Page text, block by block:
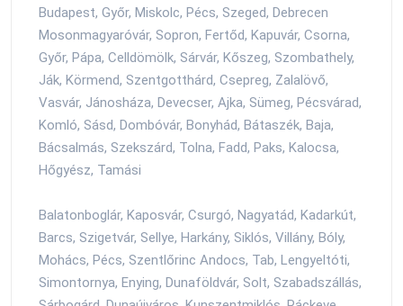
Budapest, Győr, Miskolc, Pécs, Szeged, Debrecen
Mosonmagyaróvár, Sopron, Fertőd, Kapuvár, Csorna,
Győr, Pápa, Celldömölk, Sárvár, Kőszeg, Szombathely,
Ják, Körmend, Szentgotthárd, Csepreg, Zalalövő,
Vasvár, Jánosháza, Devecser, Ajka, Sümeg, Pécsvárad,
Komló, Sásd, Dombóvár, Bonyhád, Bátaszék, Baja,
Bácsalmás, Szekszárd, Tolna, Fadd, Paks, Kalocsa,
Hőgyész, Tamási
Balatonboglár, Kaposvár, Csurgó, Nagyatád, Kadarkút,
Barcs, Szigetvár, Sellye, Harkány, Siklós, Villány, Bóly,
Mohács, Pécs, Szentlőrinc Andocs, Tab, Lengyeltóti,
Simontornya, Enying, Dunaföldvár, Solt, Szabadszállás,